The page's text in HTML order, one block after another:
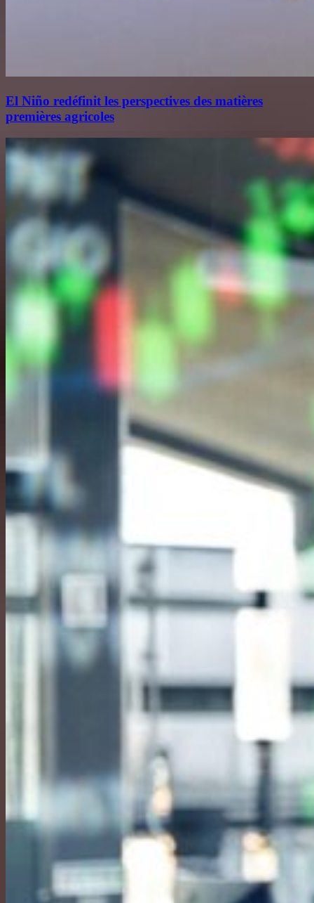
El Niño redéfinit les perspectives des matières
premières agricoles